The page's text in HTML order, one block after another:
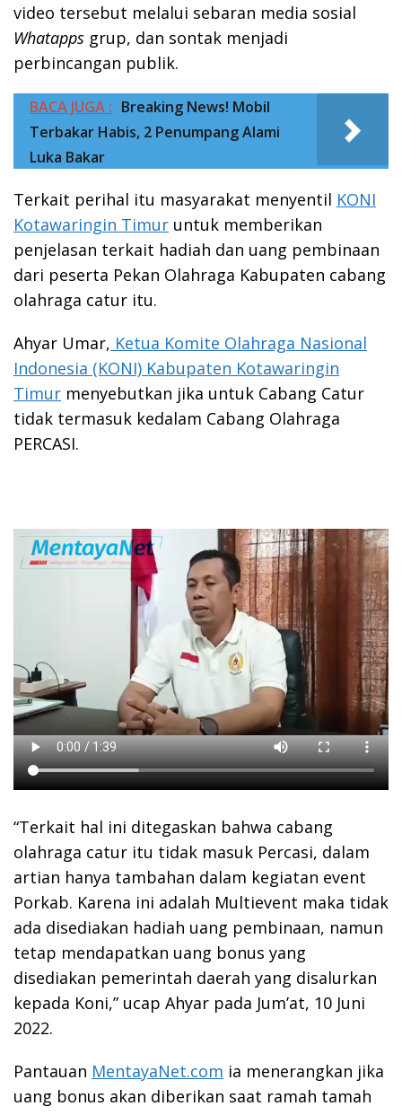
video tersebut melalui sebaran media sosial
Whatapps grup, dan sontak menjadi
perbincangan publik.
BACA JUGA : Breaking News! Mobil
Terbakar Habis, 2 Penumpang Alami
Luka Bakar
Terkait perihal itu masyarakat menyentil KONI
Kotawaringin Timur untuk memberikan
penjelasan terkait hadiah dan uang pembinaan
dari peserta Pekan Olahraga Kabupaten cabang
olahraga catur itu.
Ahyar Umar, Ketua Komite Olahraga Nasional
Indonesia (KONI) Kabupaten Kotawaringin
Timur menyebutkan jika untuk Cabang Catur
tidak termasuk kedalam Cabang Olahraga
PERCASI.
“Terkait hal ini ditegaskan bahwa cabang
olahraga catur itu tidak masuk Percasi, dalam
artian hanya tambahan dalam kegiatan event
Porkab. Karena ini adalah Multievent maka tidak
ada disediakan hadiah uang pembinaan, namun
tetap mendapatkan uang bonus yang
disediakan pemerintah daerah yang disalurkan
kepada Koni,” ucap Ahyar pada Jum’at, 10 Juni
2022.
Pantauan MentayaNet.com ia menerangkan jika
uang bonus akan diberikan saat ramah tamah